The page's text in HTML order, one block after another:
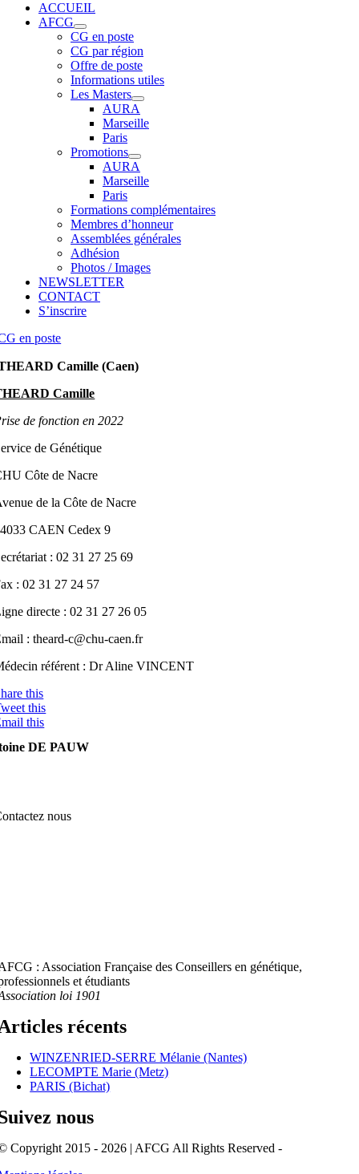
ACCUEIL
AFCG
CG en poste
CG par région
Offre de poste
Informations utiles
Les Masters
AURA
Marseille
Paris
Promotions
AURA
Marseille
Paris
Formations complémentaires
Membres d’honneur
Assemblées générales
Adhésion
Photos / Images
NEWSLETTER
CONTACT
S’inscrire
en poste
Camille (Caen)
Camille
de fonction en 2022
de Génétique
Côte de Nacre
de la Côte de Nacre
CAEN Cedex 9
: 02 31 27 25 69
: 02 31 27 24 57
directe : 02 31 27 26 05
: theard-c@chu-caen.fr
référent : Dr Aline VINCENT
this
this
this
DE PAUW
nous
: Association Française des Conseillers en génétique,
et étudiants
loi 1901
récents
WINZENRIED-SERRE Mélanie (Nantes)
LECOMPTE Marie (Metz)
PARIS (Bichat)
nous
Copyright 2015 - 2026 | AFCG All Rights Reserved -